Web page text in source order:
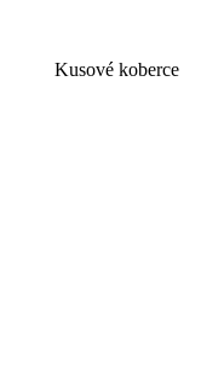
Kusové koberce